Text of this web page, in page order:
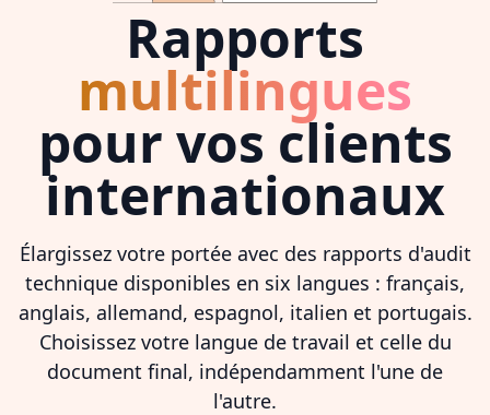
Rapports
multilingues
pour vos clients
internationaux
Élargissez votre portée avec des rapports d'audit
technique disponibles en six langues : français,
anglais, allemand, espagnol, italien et portugais.
Choisissez votre langue de travail et celle du
document final, indépendamment l'une de
l'autre.